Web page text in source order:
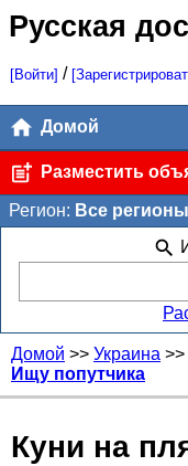
Русская
[Войти] /
Домой
Разместить
Регион: Все регионы
Домой >> Украина >>
Ищу попутчика
Куни на